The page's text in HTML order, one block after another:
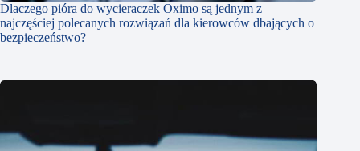
Dlaczego pióra do wycieraczek Oximo są jednym z
najczęściej polecanych rozwiązań dla kierowców dbających o
bezpieczeństwo?